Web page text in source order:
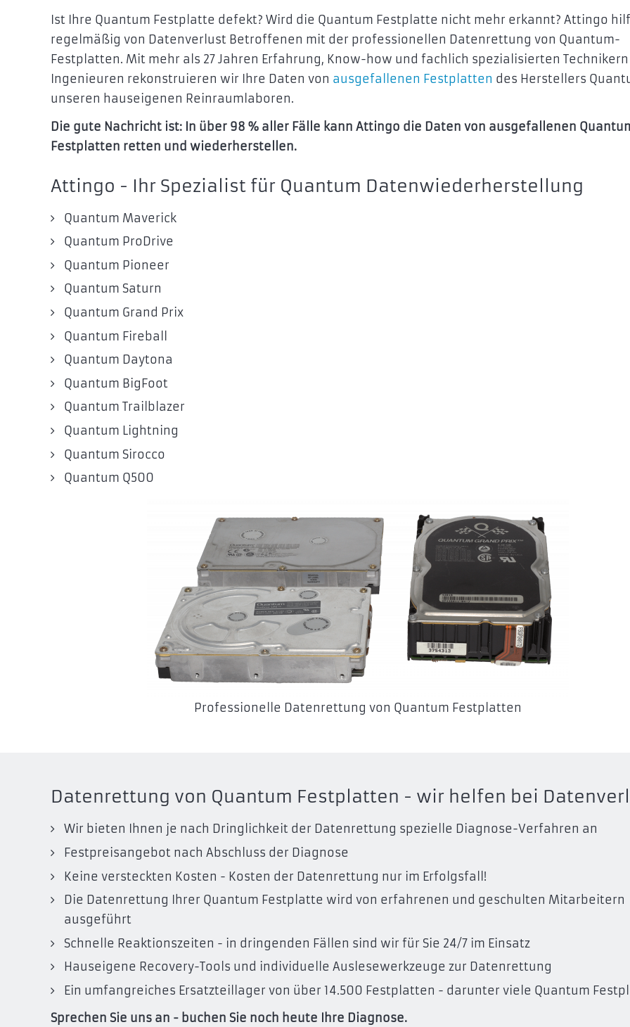
Ist Ihre Quantum Festplatte defekt? Wird die Quantum Festplatte nicht mehr erkannt? Attingo
regelmäßig von Datenverlust Betroffenen mit der professionellen Datenrettung von Quantum-
Festplatten. Mit mehr als 27 Jahren Erfahrung, Know-how und fachlich spezialisierten
Ingenieuren rekonstruieren wir Ihre Daten von ausgefallenen Festplatten des Herstellers
unseren hauseigenen Reinraumlaboren.
Die gute Nachricht ist: In über 98 % aller Fälle kann Attingo die Daten von ausgefallenen
Festplatten retten und wiederherstellen.
Attingo - Ihr Spezialist für Quantum Datenwiederherstellung
Quantum Maverick
Quantum ProDrive
Quantum Pioneer
Quantum Saturn
Quantum Grand Prix
Quantum Fireball
Quantum Daytona
Quantum BigFoot
Quantum Trailblazer
Quantum Lightning
Quantum Sirocco
Quantum Q500
Professionelle Datenrettung von Quantum Festplatten
Datenrettung von Quantum Festplatten - wir helfen bei
Wir bieten Ihnen je nach Dringlichkeit der Datenrettung spezielle Diagnose-Verfahren an
Festpreisangebot nach Abschluss der Diagnose
Keine versteckten Kosten - Kosten der Datenrettung nur im Erfolgsfall!
Die Datenrettung Ihrer Quantum Festplatte wird von erfahrenen und geschulten Mitarbeitern
ausgeführt
Schnelle Reaktionszeiten - in dringenden Fällen sind wir für Sie 24/7 im Einsatz
Hauseigene Recovery-Tools und individuelle Auslesewerkzeuge zur Datenrettung
Ein umfangreiches Ersatzteillager von über 14.500 Festplatten - darunter viele Quantum
Sprechen Sie uns an - buchen Sie noch heute Ihre Diagnose.